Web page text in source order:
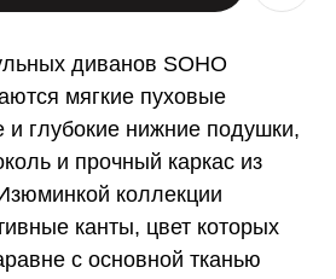
диванов SOHO
мягкие пуховые
глубокие нижние подушки,
и прочный каркас из
коллекции
канты, цвет которых
с основной тканью